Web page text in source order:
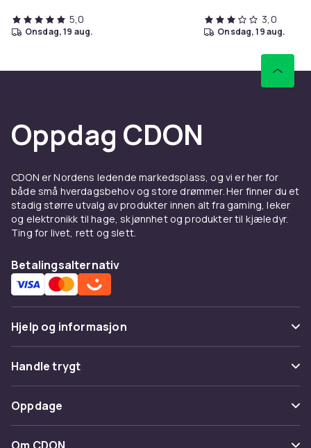
5,0
onsdag, 19 aug.
3,0
onsdag, 19 aug.
Oppdag CDON
CDON er Nordens ledende markedsplass, og vi er her for
både små hverdagsbehov og store drømmer. Her finner du et
stadig større utvalg av produkter innen alt fra gaming, leker
og elektronikk til hage, skjønnhet og produkter til kjæledyr.
Ting for livet, rett og slett.
Betalingsalternativ
Hjelp og informasjon
Vanlige spørsmål
Spor pakke
Angre & returner her
Kontakt oss
Handle trygt
Betaling
Levering
Oppdage
Kategorier